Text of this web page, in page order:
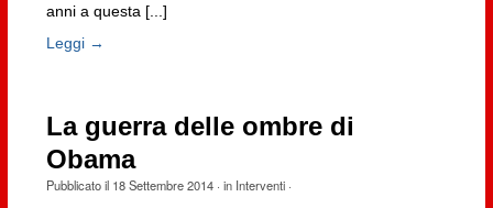
anni a questa [...]
Leggi →
La guerra delle ombre di
Obama
Pubblicato il 18 Settembre 2014· in Interventi·